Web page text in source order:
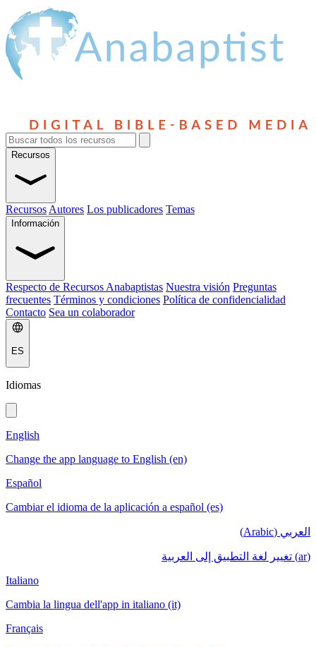
Recursos
Recursos Autores Los publicadores Temas
Información
Respecto de Recursos Anabaptistas Nuestra visión Preguntas
frecuentes Términos y condiciones Política de confidencialidad
Contacto Sea un colaborador
ES
Idiomas
English
Change the app language to English (en)
Español
Cambiar el idioma de la aplicación a español (es)
العربي (Arabic)
(ar) تغيير لغة التطبيق إلى العربية
Italiano
Cambia la lingua dell'app in italiano (it)
Français